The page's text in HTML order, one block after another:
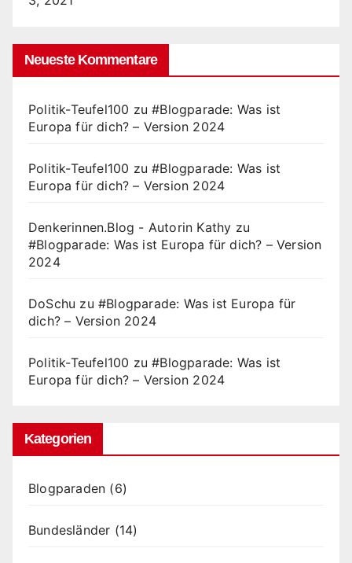
Neueste Kommentare
Politik-Teufel100 zu#Blogparade: Was ist
Europa für dich? – Version 2024
Politik-Teufel100 zu#Blogparade: Was ist
Europa für dich? – Version 2024
Denkerinnen.Blog - Autorin Kathy zu
#Blogparade: Was ist Europa für dich? – Version
2024
DoSchu zu#Blogparade: Was ist Europa für
dich? – Version 2024
Politik-Teufel100 zu#Blogparade: Was ist
Europa für dich? – Version 2024
Kategorien
Blogparaden (6)
Bundesländer (14)